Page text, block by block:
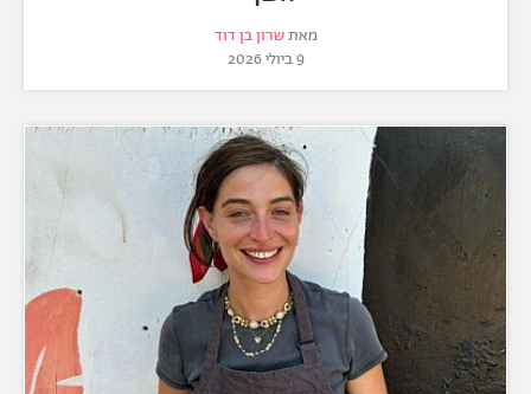
מאתשרון בן דוד
9 ביולי 2026